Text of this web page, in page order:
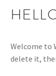
Welcome to
delete it,